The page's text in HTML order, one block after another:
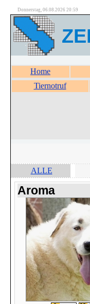
Donnerstag, 06.08.2026 20:59
Home
Tiernotruf
ALLE
Aroma